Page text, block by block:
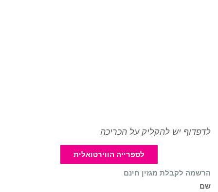
לדפדוף יש להקליק על הכריכה
לספרייה הווירטואלית
הרשמה לקבלת מגזין חינם
שם